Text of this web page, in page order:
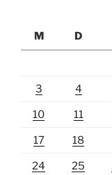
M
D
3 4
10 11
17 18
24 25